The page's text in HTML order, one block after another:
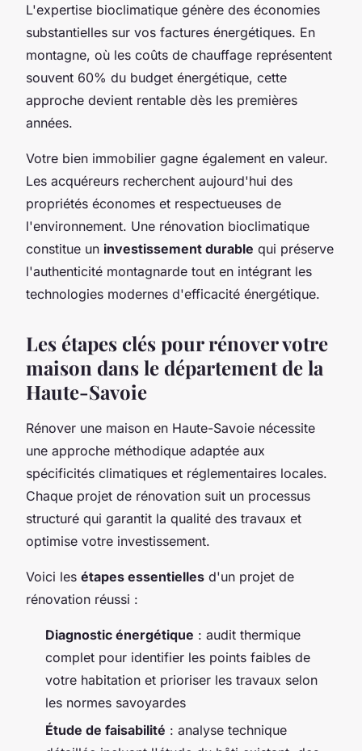
L'expertise bioclimatique génère des économies
substantielles sur vos factures énergétiques. En
montagne, où les coûts de chauffage représentent
souvent 60% du budget énergétique, cette
approche devient rentable dès les premières
années.
Votre bien immobilier gagne également en valeur.
Les acquéreurs recherchent aujourd'hui des
propriétés économes et respectueuses de
l'environnement. Une rénovation bioclimatique
constitue un investissement durable qui préserve
l'authenticité montagnarde tout en intégrant les
technologies modernes d'efficacité énergétique.
Les étapes clés pour rénover votre
maison dans le département de la
Haute-Savoie
Rénover une maison en Haute-Savoie nécessite
une approche méthodique adaptée aux
spécificités climatiques et réglementaires locales.
Chaque projet de rénovation suit un processus
structuré qui garantit la qualité des travaux et
optimise votre investissement.
Voici les étapes essentielles d'un projet de
rénovation réussi :
Diagnostic énergétique : audit thermique
complet pour identifier les points faibles de
votre habitation et prioriser les travaux selon
les normes savoyardes
Étude de faisabilité : analyse technique